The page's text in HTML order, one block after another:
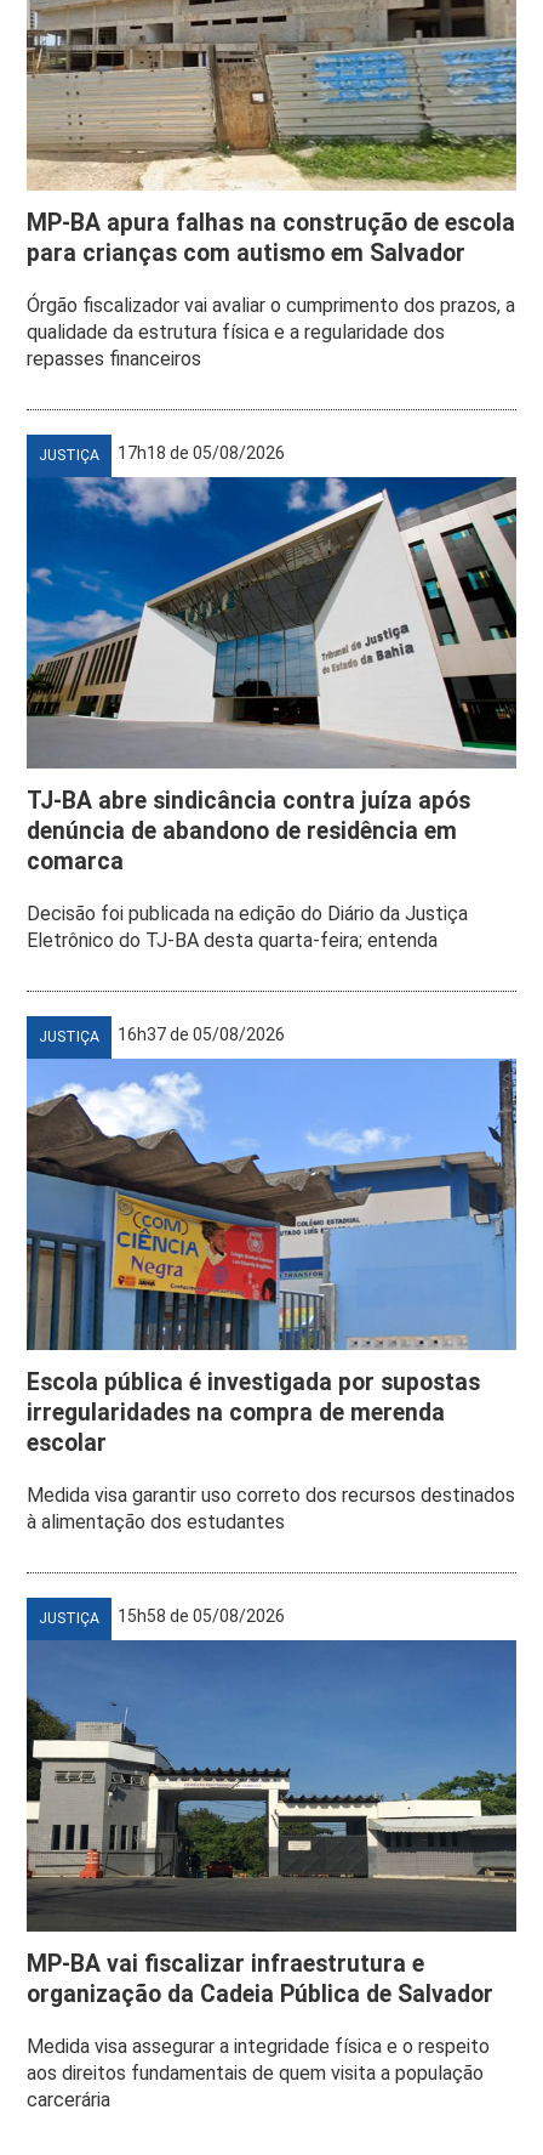
MP-BA apura falhas na construção de escola
para crianças com autismo em Salvador
Órgão fiscalizador vai avaliar o cumprimento dos prazos, a
qualidade da estrutura física e a regularidade dos
repasses financeiros
JUSTIÇA 17h18 de 05/08/2026
TJ-BA abre sindicância contra juíza após
denúncia de abandono de residência em
comarca
Decisão foi publicada na edição do Diário da Justiça
Eletrônico do TJ-BA desta quarta-feira; entenda
JUSTIÇA 16h37 de 05/08/2026
Escola pública é investigada por supostas
irregularidades na compra de merenda
escolar
Medida visa garantir uso correto dos recursos destinados
à alimentação dos estudantes
JUSTIÇA 15h58 de 05/08/2026
MP-BA vai fiscalizar infraestrutura e
organização da Cadeia Pública de Salvador
Medida visa assegurar a integridade física e o respeito
aos direitos fundamentais de quem visita a população
carcerária